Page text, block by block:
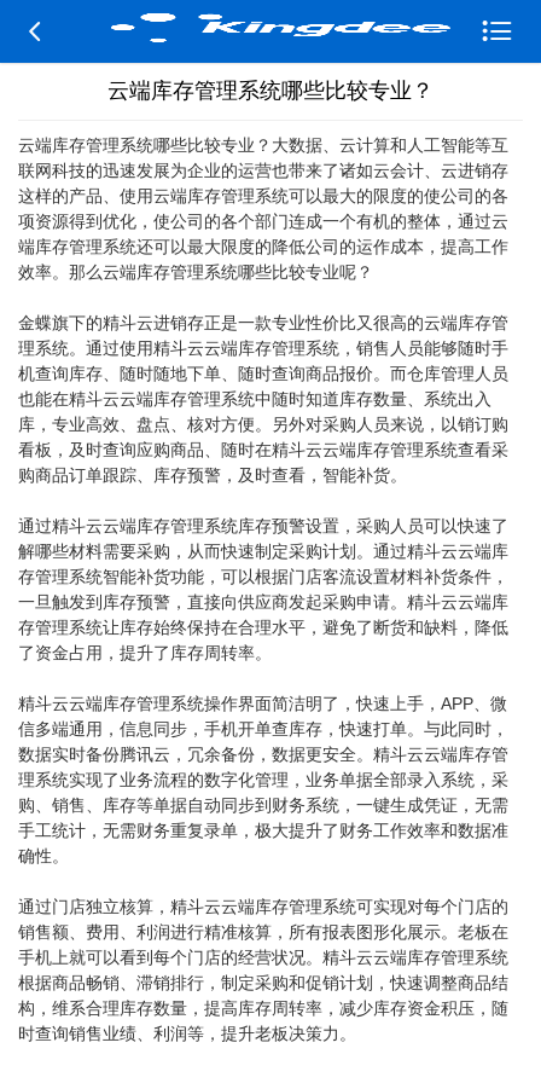
 
云端库存管理系统哪些比较专业？
云端库存管理系统哪些比较专业？大数据、云计算和人工智能等互
联网科技的迅速发展为企业的运营也带来了诸如云会计、云进销存
这样的产品、使用云端库存管理系统可以最大的限度的使公司的各
项资源得到优化，使公司的各个部门连成一个有机的整体，通过云
端库存管理系统还可以最大限度的降低公司的运作成本，提高工作
效率。那么云端库存管理系统哪些比较专业呢？
金蝶旗下的精斗云进销存正是一款专业性价比又很高的云端库存管
理系统。通过使用精斗云云端库存管理系统，销售人员能够随时手
机查询库存、随时随地下单、随时查询商品报价。而仓库管理人员
也能在精斗云云端库存管理系统中随时知道库存数量、系统出入
库，专业高效、盘点、核对方便。另外对采购人员来说，以销订购
看板，及时查询应购商品、随时在精斗云云端库存管理系统查看采
购商品订单跟踪、库存预警，及时查看，智能补货。
通过精斗云云端库存管理系统库存预警设置，采购人员可以快速了
解哪些材料需要采购，从而快速制定采购计划。通过精斗云云端库
存管理系统智能补货功能，可以根据门店客流设置材料补货条件，
一旦触发到库存预警，直接向供应商发起采购申请。精斗云云端库
存管理系统让库存始终保持在合理水平，避免了断货和缺料，降低
了资金占用，提升了库存周转率。
精斗云云端库存管理系统操作界面简洁明了，快速上手，APP、微
信多端通用，信息同步，手机开单查库存，快速打单。与此同时，
数据实时备份腾讯云，冗余备份，数据更安全。精斗云云端库存管
理系统实现了业务流程的数字化管理，业务单据全部录入系统，采
购、销售、库存等单据自动同步到财务系统，一键生成凭证，无需
手工统计，无需财务重复录单，极大提升了财务工作效率和数据准
确性。
通过门店独立核算，精斗云云端库存管理系统可实现对每个门店的
销售额、费用、利润进行精准核算，所有报表图形化展示。老板在
手机上就可以看到每个门店的经营状况。精斗云云端库存管理系统
根据商品畅销、滞销排行，制定采购和促销计划，快速调整商品结
构，维系合理库存数量，提高库存周转率，减少库存资金积压，随
时查询销售业绩、利润等，提升老板决策力。